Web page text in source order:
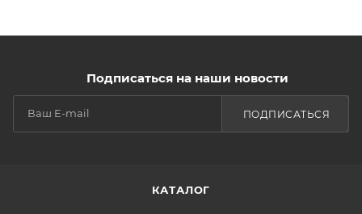
Подписаться на наши новости
ПОДПИСАТЬСЯ
КАТАЛОГ